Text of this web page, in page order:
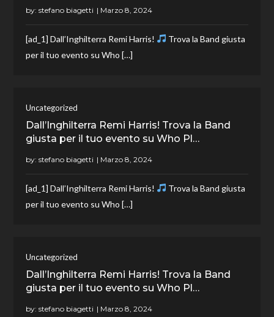
by:stefano biagetti
[ad_1] Dall’Inghilterra Remi Harris!
Trova la Band giusta
per il tuo evento su Who […]
Uncategorized
Dall’Inghilterra Remi Harris! Trova la Band
giusta per il tuo evento su Who Pl…
by:stefano biagetti
[ad_1] Dall’Inghilterra Remi Harris!
Trova la Band giusta
per il tuo evento su Who […]
Uncategorized
Dall’Inghilterra Remi Harris! Trova la Band
giusta per il tuo evento su Who Pl…
by:stefano biagetti